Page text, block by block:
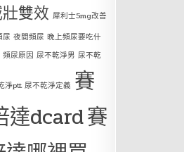
雙效 犀利士5mg改善
夜間頻尿 晚上頻尿要吃什
尿原因 尿不乾淨男 尿不乾
淨ptt 尿不乾淨定義 賽
達dcard賽